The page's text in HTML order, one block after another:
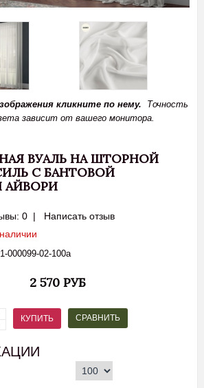
кликните по нему. Точность
зависит от вашего монитора.
ВУАЛЬ НА ШТОРНОЙ
С БАНТОВОЙ
АЙВОРИ
0 | Написать отзыв
000099-02-100а
2 570 РУБ
КУПИТЬ СРАВНИТЬ